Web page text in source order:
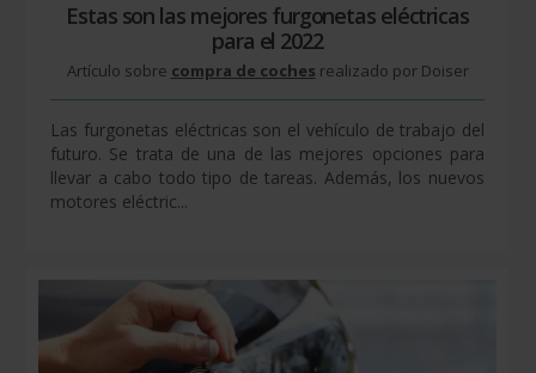
Estas son las mejores furgonetas eléctricas
para el 2022
Artículo sobre compra de coches realizado por Doiser
Las furgonetas eléctricas son el vehículo de trabajo del
futuro. Se trata de una de las mejores opciones para
llevar a cabo todo tipo de tareas. Además, los nuevos
motores eléctric...